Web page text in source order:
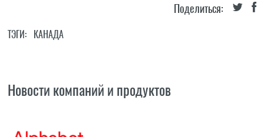
Поделиться:
ТЭГИ: КАНАДА
Новости компаний и продуктов